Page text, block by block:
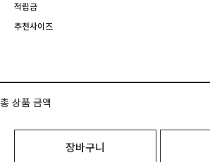
적립금
추천사이즈
총 상품 금액
장바구니